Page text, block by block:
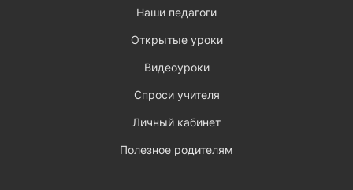
Наши педагоги
Открытые уроки
Видеоуроки
Спроси учителя
Личный кабинет
Полезное родителям